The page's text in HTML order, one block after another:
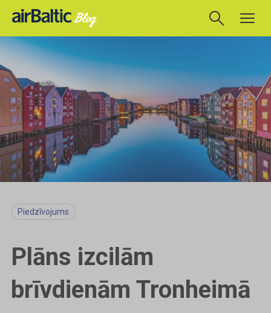
Piedzīvojums
Plāns izcilām
brīvdienām Tronheimā